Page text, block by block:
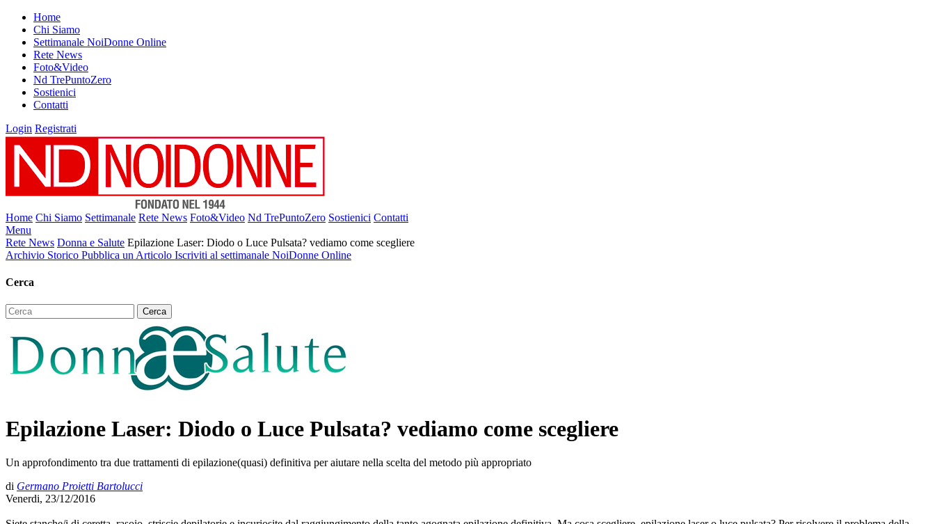
Home
Chi Siamo
Settimanale NoiDonne Online
Rete News
Foto&Video
Nd TrePuntoZero
Sostienici
Contatti
Login Registrati
Home Chi Siamo Settimanale Rete News Foto&Video Nd TrePuntoZero Sostienici Contatti
Menu
Rete News Donna e Salute Epilazione Laser: Diodo o Luce Pulsata? vediamo come scegliere
Archivio Storico Pubblica un Articolo Iscriviti al settimanale NoiDonne Online
Cerca
Epilazione Laser: Diodo o Luce Pulsata? vediamo come scegliere
Un approfondimento tra due trattamenti di epilazione(quasi) definitiva per aiutare nella scelta del metodo più appropriato
di Germano Proietti Bartolucci
Venerdi, 23/12/2016